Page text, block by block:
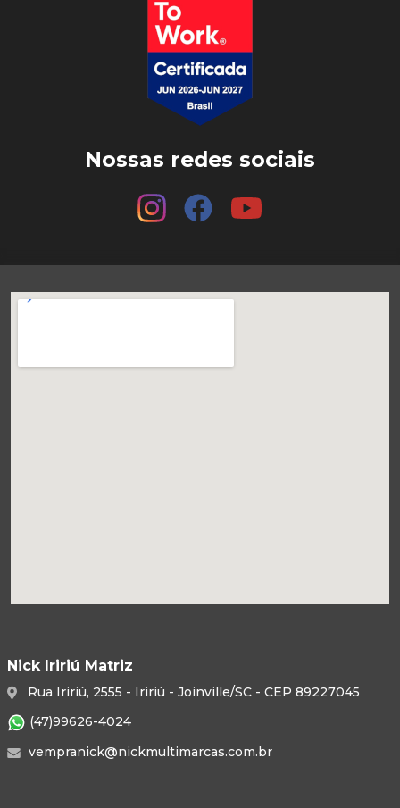
Nossas redes sociais
Nick Iririú Matriz
Rua Iririú, 2555 - Iririú - Joinville/SC - CEP 89227045
(47)99626-4024
vempranick@nickmultimarcas.com.br